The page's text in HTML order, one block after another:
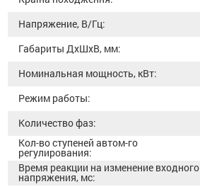
Напряжение, В/Гц:
Габариты ДхШхВ, мм:
Номинальная мощность, кВт:
Режим работы:
Количество фаз:
Кол-во ступеней автом-го
регулирования:
Время реакции на изменение входного
напряжения, мс: